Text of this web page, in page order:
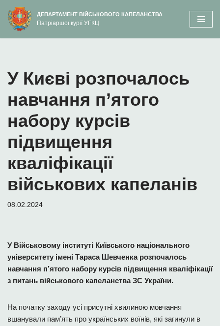
вмісту
Перейти
до
ДЕПАРТАМЕНТ ВІЙСЬКОВОГО КАПЕЛАНСТВА
Патріаршої курії УГКЦ
У Києві розпочалось
навчання п’ятого
набору курсів
підвищення
кваліфікації
військових капеланів
08.02.2024
У Військовому інституті Київського національного
університету імені Тараса Шевченка розпочалось
навчання п’ятого набору курсів підвищення кваліфікації
з питань військового капеланства ЗС України.
На початку заходу усі присутні хвилиною мовчання
вшанували пам’ять про українських воїнів, які загинули в